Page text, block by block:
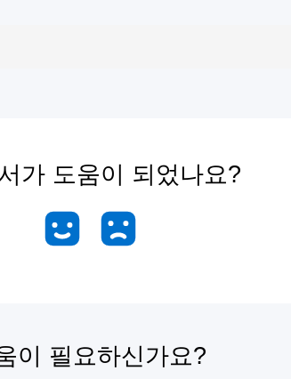
가 도움이 되었나요?
이 필요하신가요?